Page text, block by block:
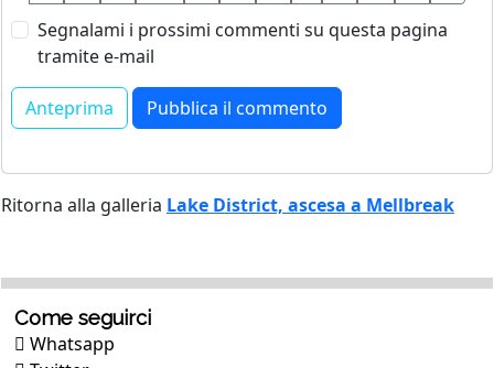
Segnalami i prossimi commenti su questa pagina
tramite e-mail
Ritorna alla galleria Lake District, ascesa a Mellbreak
Come seguirci
Whatsapp